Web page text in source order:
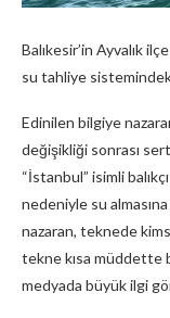
Balıkesir’in Ayvalık
su tahliye
Edinilen bilgiye
değişikliği sonrası
“İstanbul” isimli
nedeniyle su
nazaran, teknede
tekne kısa müddette
medyada büyük ilgi